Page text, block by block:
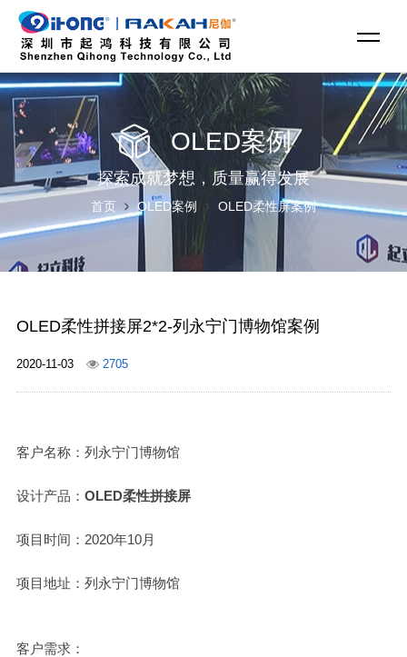
OLED案例
探索成就梦想，质量赢得发展
首页 OLED案例 OLED柔性屏案例
OLED柔性拼接屏2*2-列永宁门博物馆案例
2020-11-03 2705
客户名称：列永宁门博物馆
设计产品： OLED柔性拼接屏
项目时间：2020年10月
项目地址： 列永宁门博物馆
客户需求：